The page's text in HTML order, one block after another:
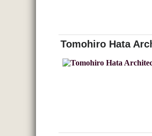
Tomohiro Hata